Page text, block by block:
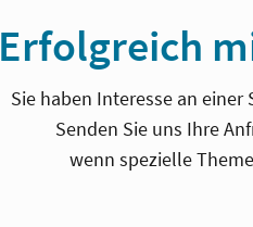
Erfolgreich
Sie haben Interesse an
Senden Sie uns Ihre
wenn spezielle